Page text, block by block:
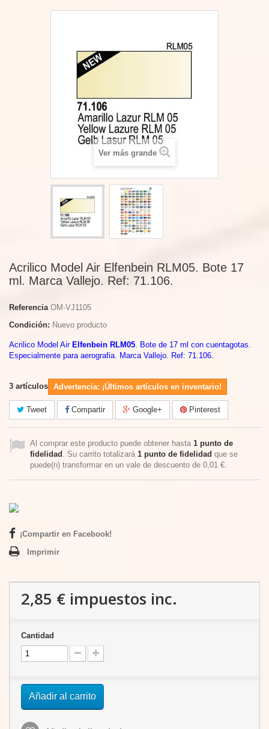
Ver más grande
Acrilico Model Air Elfenbein RLM05. Bote 17
ml. Marca Vallejo. Ref: 71.106.
Referencia OM-VJ1105
Condición: Nuevo producto
Acrilico Model Air Elfenbein RLM05. Bote de 17 ml con cuentagotas.
Especialmente para aerografia. Marca Vallejo. Ref: 71.106.
3 artículos Advertencia: ¡Últimos artículos en inventario!
Tweet Compartir Google+ Pinterest
Al comprar este producto puede obtener hasta 1 punto de
fidelidad . Su carrito totalizará 1 punto de fidelidad que se
puede(n) transformar en un vale de descuento de 0,01 €.
¡Compartir en Facebook!
Imprimir
2,85 € impuestos inc.
Cantidad
Añadir al carrito